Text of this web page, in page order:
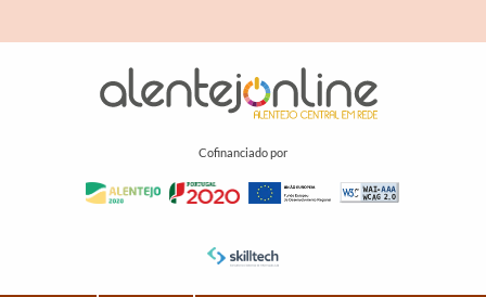
Cofinanciado por